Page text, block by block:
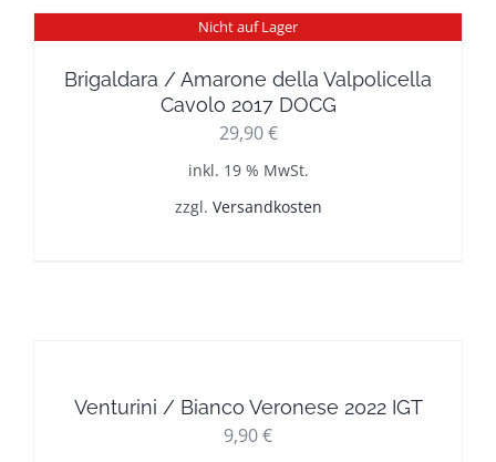
Nicht auf Lager
Brigaldara / Amarone della Valpolicella
Cavolo 2017 DOCG
29,90€
inkl. 19 % MwSt.
zzgl. Versandkosten
Venturini / Bianco Veronese 2022 IGT
9,90€